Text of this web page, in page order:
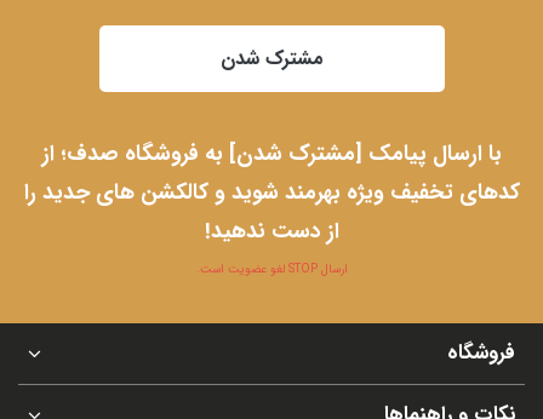
مشترک شدن
با ارسال پیامک [مشترک شدن] به فروشگاه صدف؛ از
کدهای تخفیف ویژه بهرمند شوید و کالکشن های جدید را
از دست ندهید!
ارسال STOP لغو عضویت است.
فروشگاه